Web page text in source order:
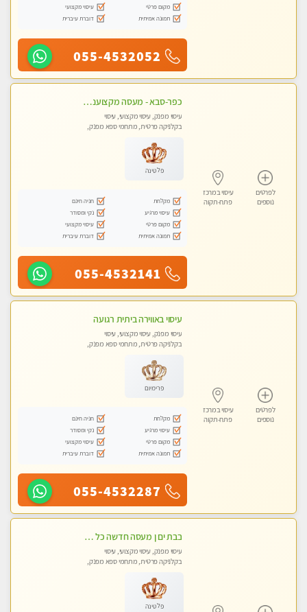
מקום פרטי
עיסוי מקצועי
תמונה אמיתית
דוברת עיברית
055-4532052
לפרטים
נוספים
עיסוי במרכז
פתח-תקוה
כפר-סבא - מעסה מקצוענית אלופה-מומלץ לחלוטין!! מעסה מקצועית ואיכותית
עיסוי מפנק, עיסוי מקצועי, עיסוי
בקלניקה פרטית, מתחמי ספא מפנק,
פלטינה
מקלחת
חניה חינם
עיסוי מרגיע
נקי ומסודר
מקום פרטי
עיסוי מקצועי
תמונה אמיתית
דוברת עיברית
055-4532141
לפרטים
נוספים
עיסוי במרכז
פתח-תקוה
עיסוי באווירה ביתית רגועה
עיסוי מפנק, עיסוי מקצועי, עיסוי
בקלניקה פרטית, מתחמי ספא מפנק,
פרימיום
מקלחת
חניה חינם
עיסוי מרגיע
נקי ומסודר
מקום פרטי
עיסוי מקצועי
תמונה אמיתית
דוברת עיברית
055-4532287
בבת ים ן מעסה חדשה כל סוגי העיסויים מעסה מקצועית ואיכותית פרטי!!!
עיסוי מפנק, עיסוי מקצועי, עיסוי
בקלניקה פרטית, מתחמי ספא מפנק,
פלטינה